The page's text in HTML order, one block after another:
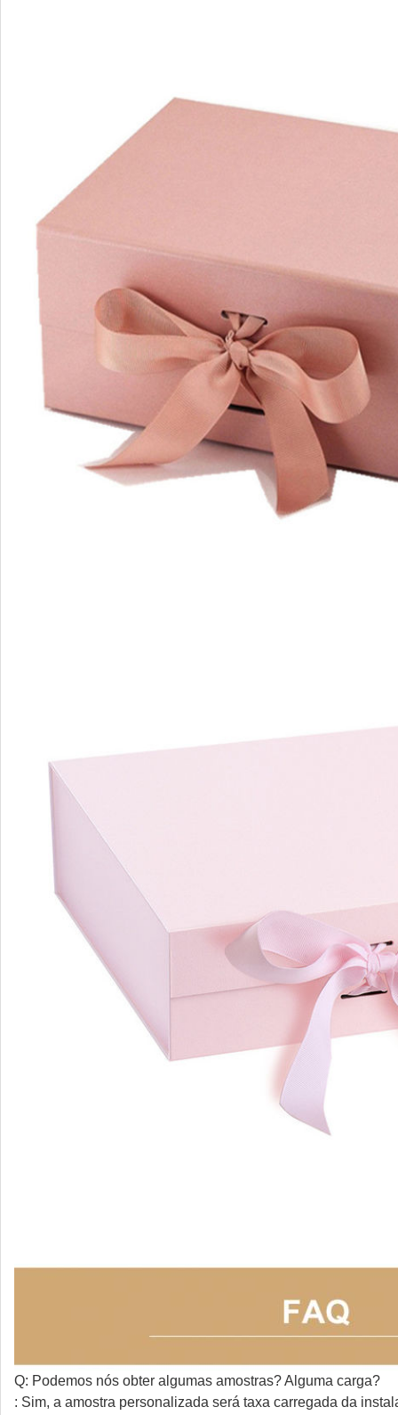
Q: Podemos nós obter algumas amostras? Alguma carga?
: Sim, a amostra personalizada será taxa carregada da